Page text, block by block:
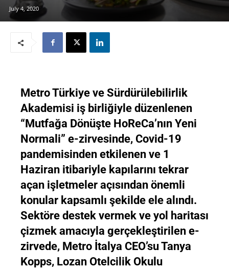
July 4, 2020
Metro Türkiye ve Sürdürülebilirlik
Akademisi iş birliğiyle düzenlenen
“Mutfağa Dönüşte HoReCa’nın Yeni
Normali” e-zirvesinde, Covid-19
pandemisinden etkilenen ve 1
Haziran itibariyle kapılarını tekrar
açan işletmeler açısından önemli
konular kapsamlı şekilde ele alındı.
Sektöre destek vermek ve yol haritası
çizmek amacıyla gerçekleştirilen e-
zirvede, Metro İtalya CEO’su Tanya
Kopps, Lozan Otelcilik Okulu